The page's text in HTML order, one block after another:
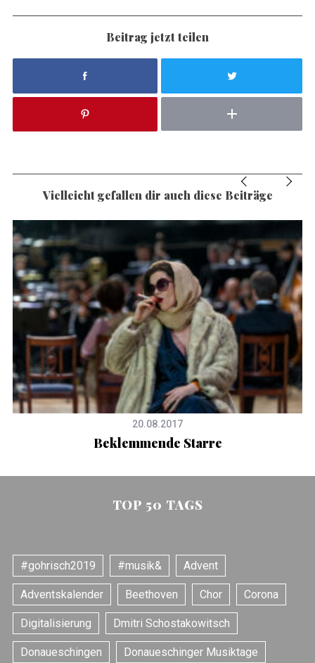
Beitrag jetzt teilen
Vielleicht gefallen dir auch diese Beiträge
20.08.2017
Beklemmende Starre
TOP 50 TAGS
#gohrisch2019 #musik& Advent
Adventskalender Beethoven Chor Corona
Digitalisierung Dmitri Schostakowitsch
Donaueschingen Donaueschinger Musiktage